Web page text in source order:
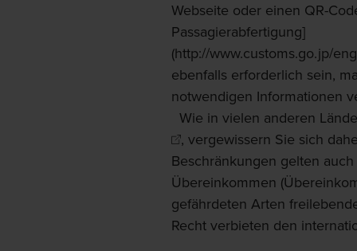
Webseite oder einen QR-
Passagierabfertigung]
(http://www.customs.go.jp/
ebenfalls erforderlich sein,
notwendigen Informationen
Wie in vielen anderen
, vergewissern Sie sich
Beschränkungen gelten
Übereinkommen
gefährdeten Arten
Recht verbieten den